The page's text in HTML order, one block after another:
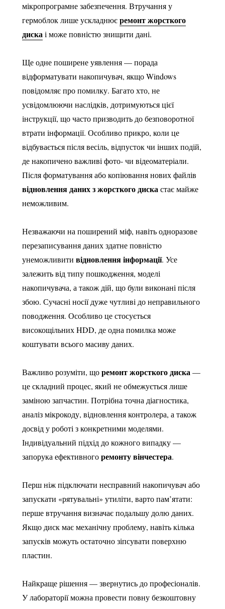
мікропрограмне забезпечення. Втручання у
гермоблок лише ускладнюєремонт жорсткого
дискаі може повністю знищити дані.
Ще одне поширене уявлення — порада
відформатувати накопичувач, якщо Windows
повідомляє про помилку. Багато хто, не
усвідомлюючи наслідків, дотримуються цієї
інструкції, що часто призводить до безповоротної
втрати інформації. Особливо прикро, коли це
відбувається після весіль, відпусток чи інших подій,
де накопичено важливі фото- чи відеоматеріали.
Після форматування або копіювання нових файлів
відновлення даних з жорсткого дискастає майже
неможливим.
Незважаючи на поширений міф, навіть одноразове
перезаписування даних здатне повністю
унеможливитивідновлення інформації. Усе
залежить від типу пошкодження, моделі
накопичувача, а також дій, що були виконані після
збою. Сучасні носії дуже чутливі до неправильного
поводження. Особливо це стосується
високощільних HDD, де одна помилка може
коштувати всього масиву даних.
Важливо розуміти, щоремонт жорсткого диска—
це складний процес, який не обмежується лише
заміною запчастин. Потрібна точна діагностика,
аналіз мікрокоду, відновлення контролера, а також
досвід у роботі з конкретними моделями.
Індивідуальний підхід до кожного випадку —
запорука ефективногоремонту вінчестера.
Перш ніж підключати несправний накопичувач або
запускати «рятувальні» утиліти, варто пам’ятати:
перше втручання визначає подальшу долю даних.
Якщо диск має механічну проблему, навіть кілька
запусків можуть остаточно зіпсувати поверхню
пластин.
Найкраще рішення — звернутись до професіоналів.
У лабораторії можна провести повну безкоштовну